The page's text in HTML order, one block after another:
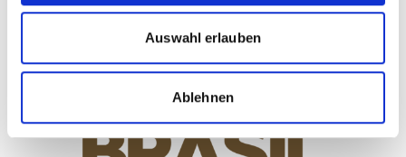
Auswahl erlauben
Ablehnen
IKI@COP